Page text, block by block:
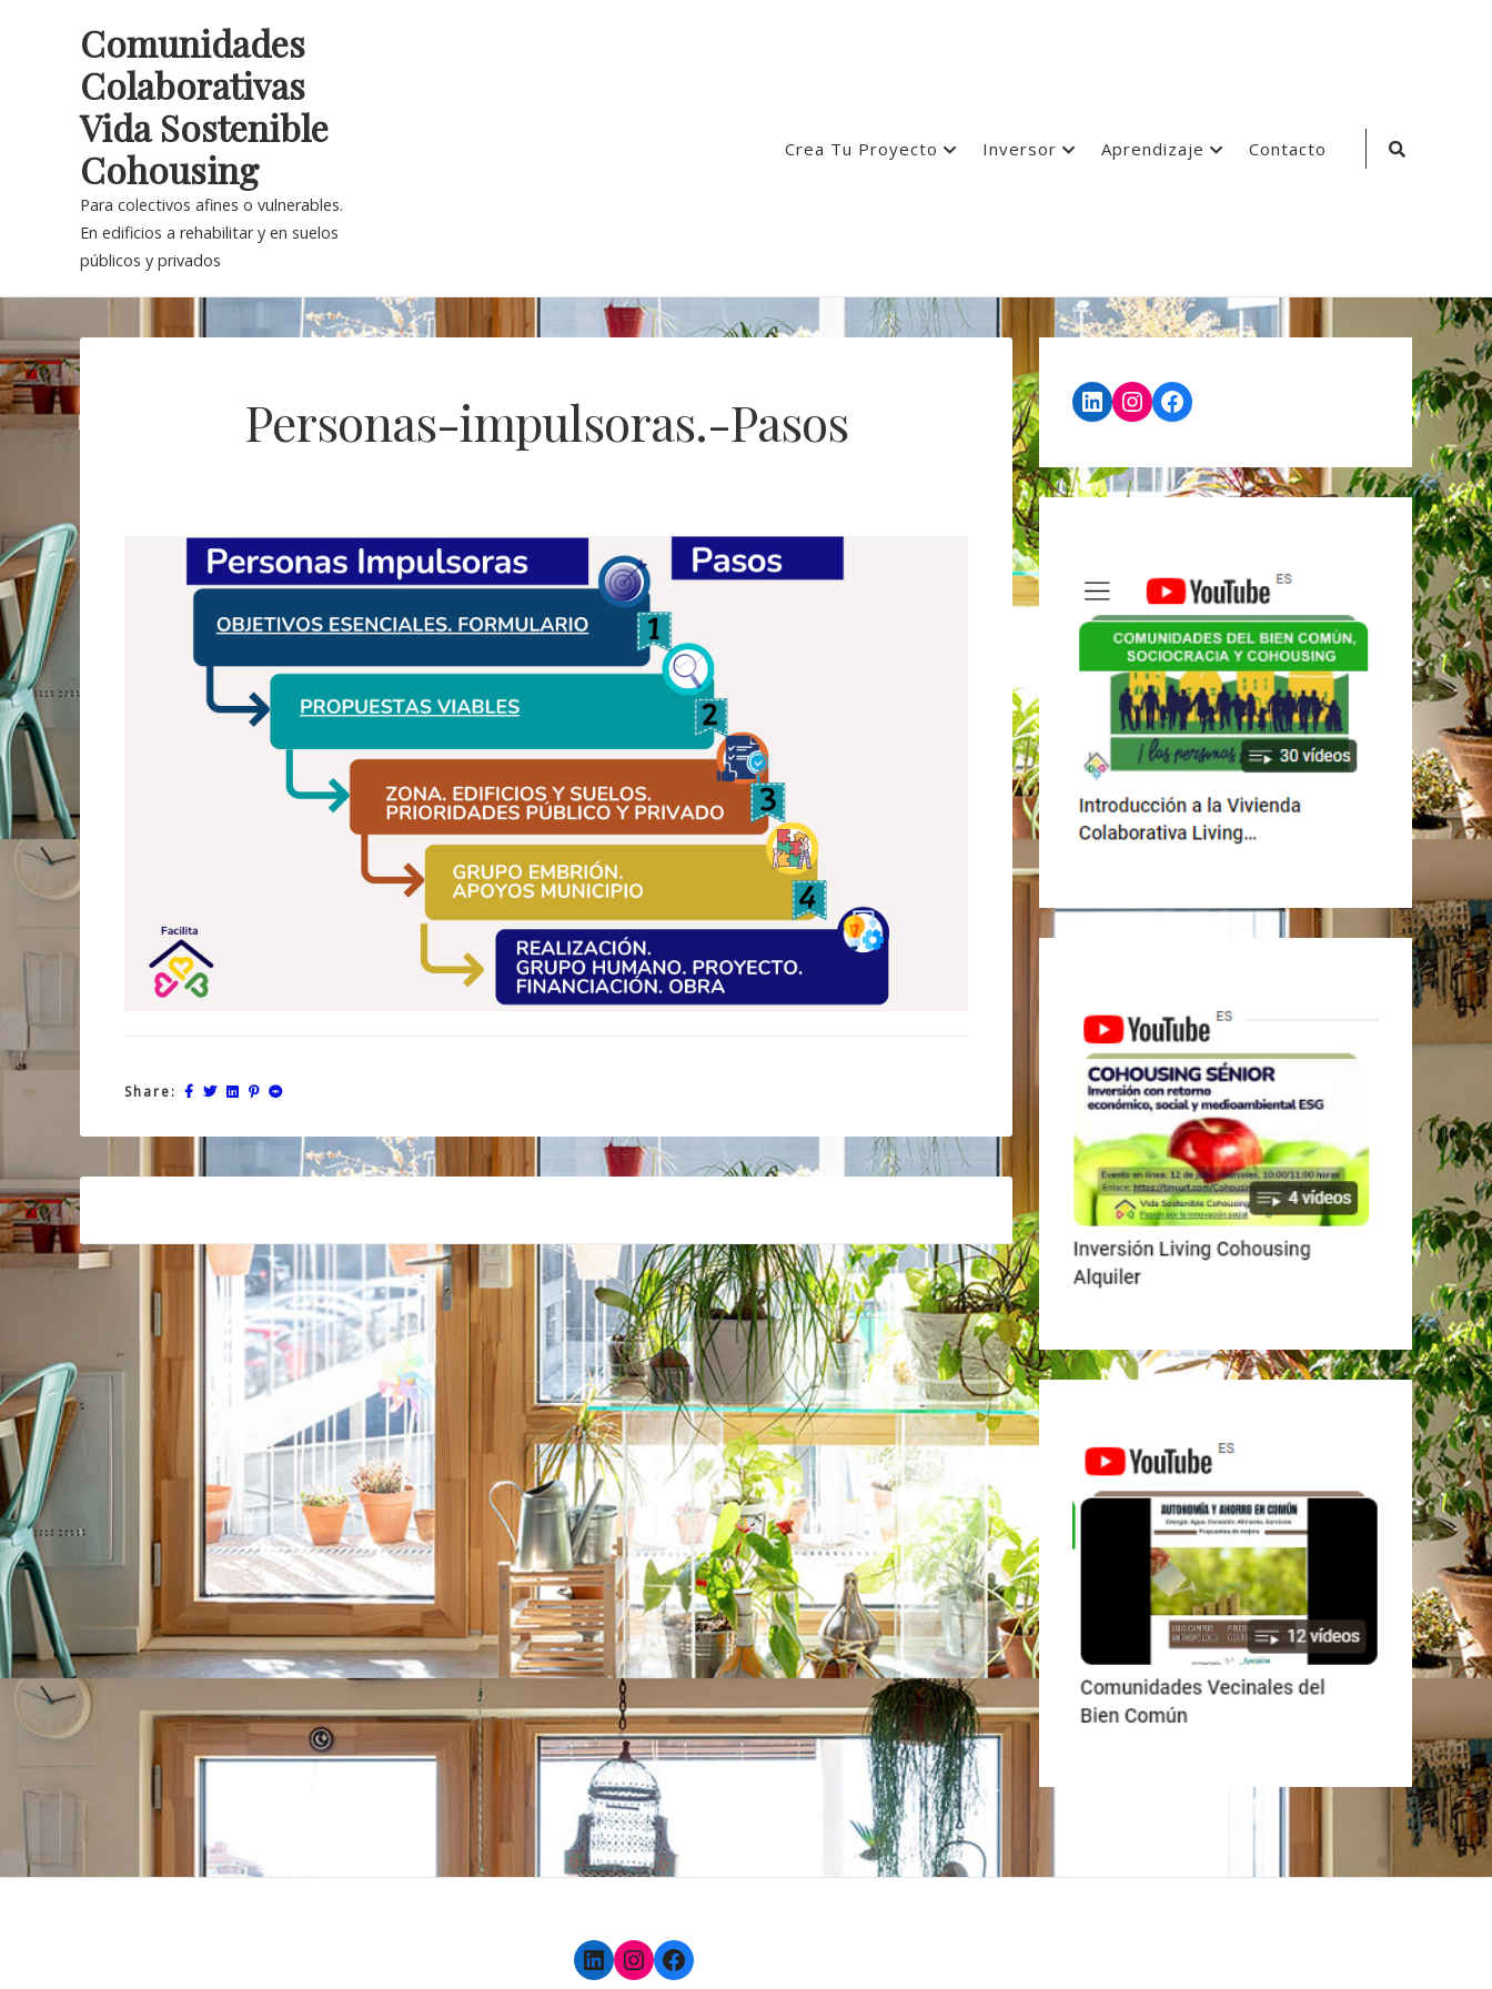
Comunidades
Colaborativas
Vida Sostenible
Cohousing
Para colectivos afines o vulnerables.
En edificios a rehabilitar y en suelos
públicos y privados
Crea Tu Proyecto Inversor Aprendizaje Contacto
Search
Personas-impulsoras.-Pasos
Share:
Post
navigation
LinkedIn
Instagram
Facebook
LinkedIn
Instagram
Facebook